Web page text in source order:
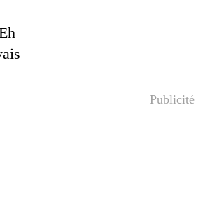
Publicité